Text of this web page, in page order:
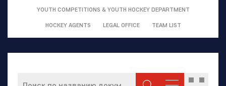
YOUTH COMPETITIONS & YOUTH HOCKEY DEPARTMENT
HOCKEY AGENTS LEGAL OFFICE TEAM LIST